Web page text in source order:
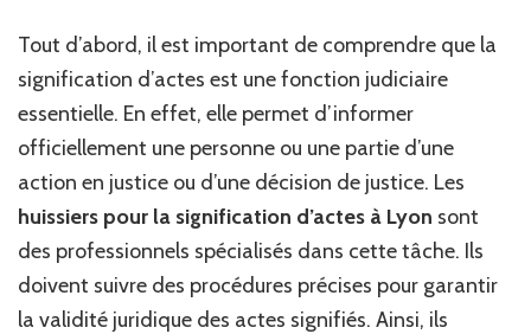
Tout d’abord, il est important de comprendre que la
signification d’actes est une fonction judiciaire
essentielle. En effet, elle permet d’informer
officiellement une personne ou une partie d’une
action en justice ou d’une décision de justice. Les
huissiers pour la signification d’actes à Lyon sont
des professionnels spécialisés dans cette tâche. Ils
doivent suivre des procédures précises pour garantir
la validité juridique des actes signifiés. Ainsi, ils